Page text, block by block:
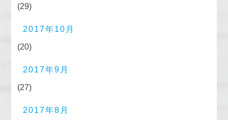
(29)
2017年10月
(20)
2017年9月
(27)
2017年8月